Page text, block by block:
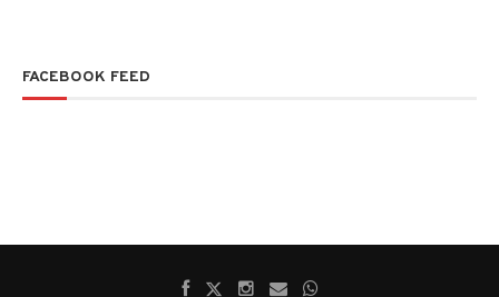
FACEBOOK FEED